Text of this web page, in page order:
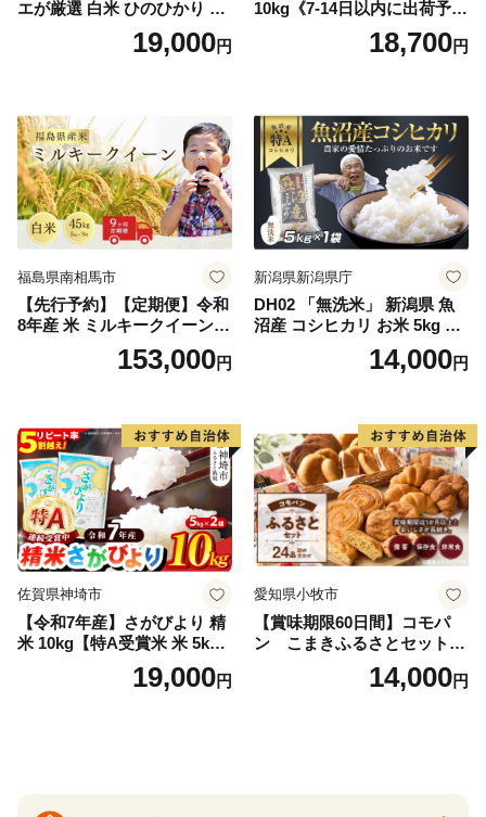
エが厳選 白米 ひのひかり 10
米 10kg 5kg×2 ひのひかり ブ
19,000円
10kg《7-14日以内に出荷予定
(土日祝除く)》コメ 米 無洗米
令和7年産 高レビュー｜人気
18,700円
福島県南相馬市
【先行予約】【定期便】令和
8年産 米 ミルキークイーン
白米 45kg (5kg×9回) | ミルキ
ークイーン 米5kg 福島 福島
福島県 南相馬市 cu006-ae
153,000円
新潟県新潟県庁
DH02 「無洗米」 新潟県 魚
沼産 コシヒカリ お米 5kg こ
しひかり 精米 米（お米の美
味しい炊き方ガイド付き）
14,000円
佐賀県神埼市
【令和7年産】さがびより 精
米 10kg【特A受賞米 米 5kg×
2袋 お米 コメ こめ 国産 美味
しい ブランド米 人気 ランキ
19,000円
愛知県小牧市
【賞味期限60日間】コモパ
ン こまきふるさとセット
（24個入り）／災害用備蓄
保存食 非常食 防災グッズに
14,000円